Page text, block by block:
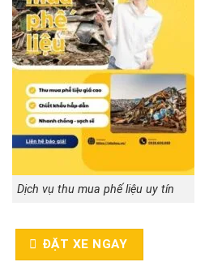
Dịch vụ thu mua phế liệu uy tín
ĐẶT XE NGAY